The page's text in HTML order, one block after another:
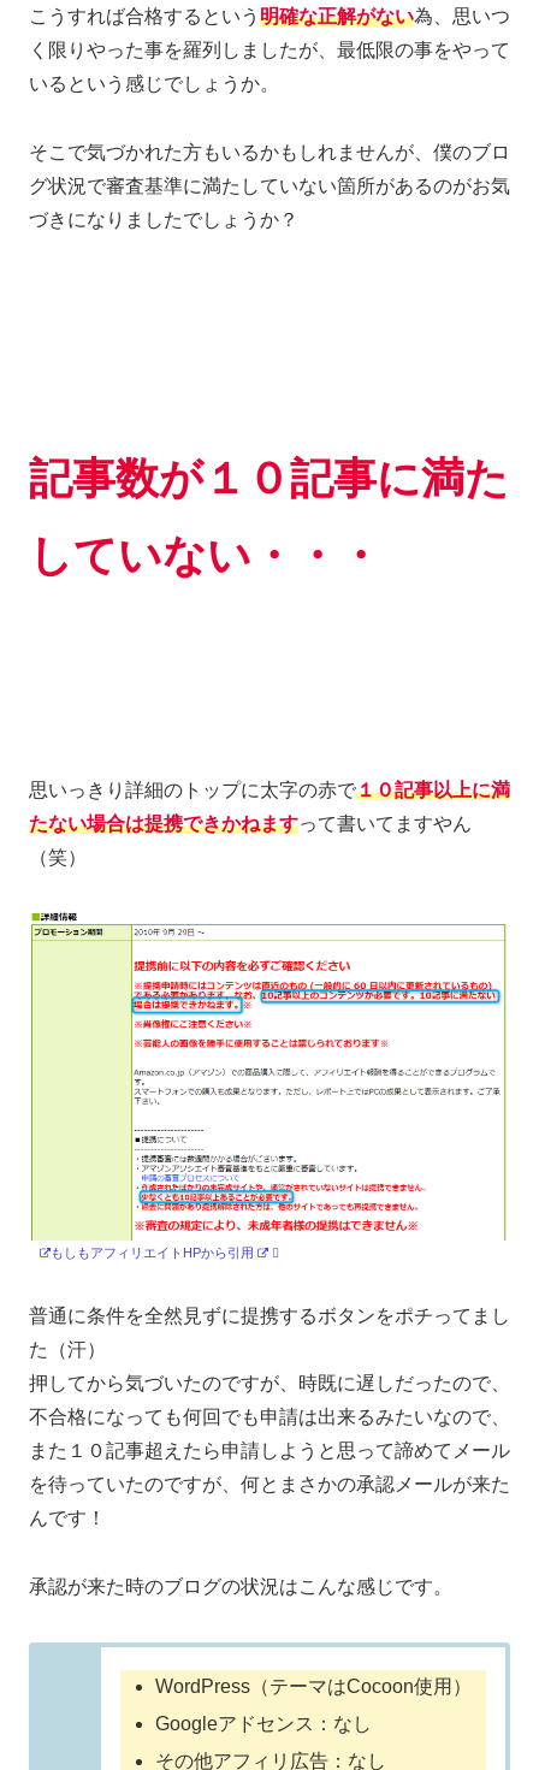
こうすれば合格するという 明確な正解がない為、思いつ
く限りやった事を羅列しましたが、最低限の事をやって
いるという感じでしょうか。
そこで気づかれた方もいるかもしれませんが、僕のブロ
グ状況で審査基準に満たしていない箇所があるのがお気
づきになりましたでしょうか？
記事数が１０記事に満た
していない・・・
思いっきり詳細のトップに太字の赤で１０記事以上に満
たない場合は提携できかねますって書いてますやん
（笑）
もしもアフィリエイトHPから引用
普通に条件を全然見ずに提携するボタンをポチってまし
た（汗）
押してから気づいたのですが、時既に遅しだったので、
不合格になっても何回でも申請は出来るみたいなので、
また１０記事超えたら申請しようと思って諦めてメール
を待っていたのですが、何とまさかの承認メールが来た
んです！
承認が来た時のブログの状況はこんな感じです。
WordPress（テーマはCocoon使用）
Googleアドセンス：なし
その他アフィリ広告：なし